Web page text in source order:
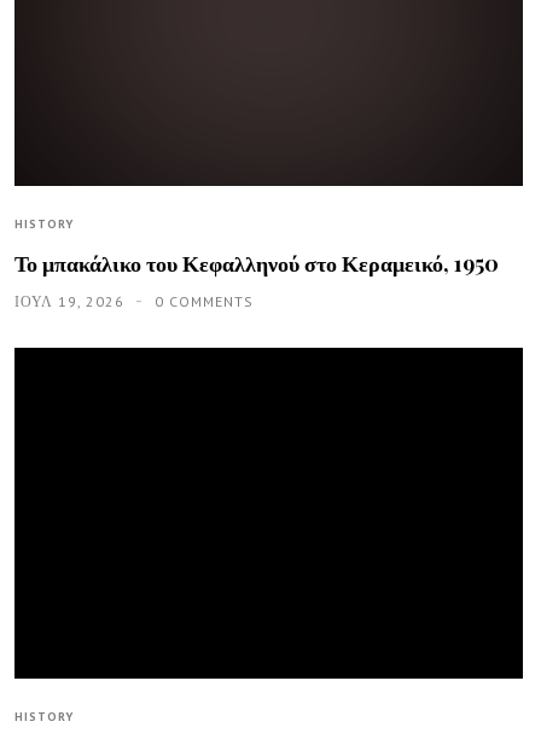
HISTORY
Το μπακάλικο του Κεφαλληνού στο Κεραμεικό, 1950
ΙΟΥΛ 19, 2026 0 COMMENTS
HISTORY